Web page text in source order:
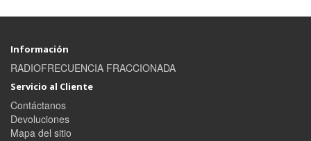
Información
RADIOFRECUENCIA FRACCIONADA
Servicio al Cliente
Contáctanos
Devoluciones
Mapa del sitio